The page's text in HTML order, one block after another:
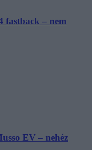
fastback – nem
EV – nehéz